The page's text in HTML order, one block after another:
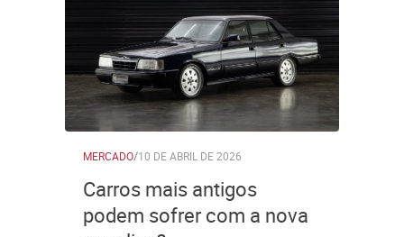
MERCADO/10 DE ABRIL DE 2026
Carros mais antigos
podem sofrer com a nova